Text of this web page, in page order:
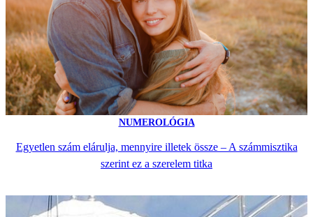
NUMEROLÓGIA
Egyetlen szám elárulja, mennyire illetek össze – A számmisztika
szerint ez a szerelem titka